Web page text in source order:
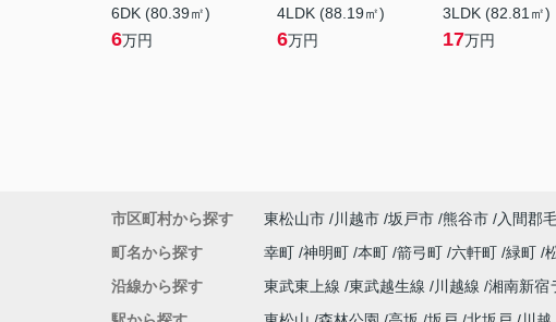
6DK (80.39㎡)
6万円
4LDK (88.19㎡)
6万円
3LDK (82.81㎡)
17万円
市区町村から探す 東松山市 川越市 坂戸市 熊谷市 入間郡
町名から探す
幸町 神明町 本町 箭弓町 六軒町 緑町
沿線から探す
東武東上線 東武越生線 川越線 湘南新宿